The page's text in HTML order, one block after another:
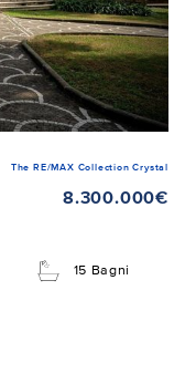
The RE/MAX Collection Crystal
8.300.000€
15 Bagni